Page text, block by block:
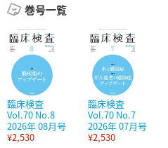
巻号一覧
臨床検査
Vol.70 No.8
2026年 08月号
¥2,530
臨床検査
Vol.70 No.7
2026年 07月号
¥2,530